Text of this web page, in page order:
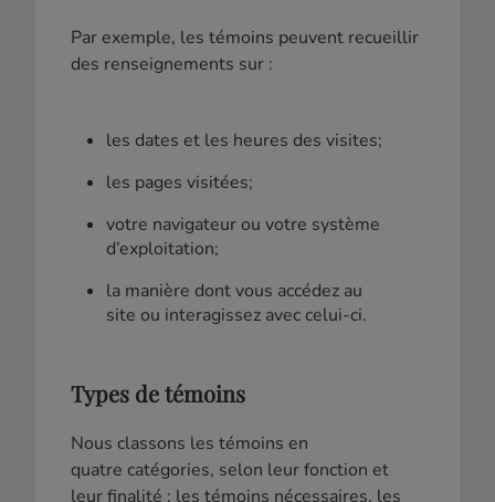
Par exemple, les témoins peuvent recueillir
des renseignements sur :
les dates et les heures des visites;
les pages visitées;
votre navigateur ou votre système
d’exploitation;
la manière dont vous accédez au
site ou interagissez avec celui-ci.
Types de témoins
Nous classons les témoins en
quatre catégories, selon leur fonction et
leur finalité : les témoins nécessaires, les